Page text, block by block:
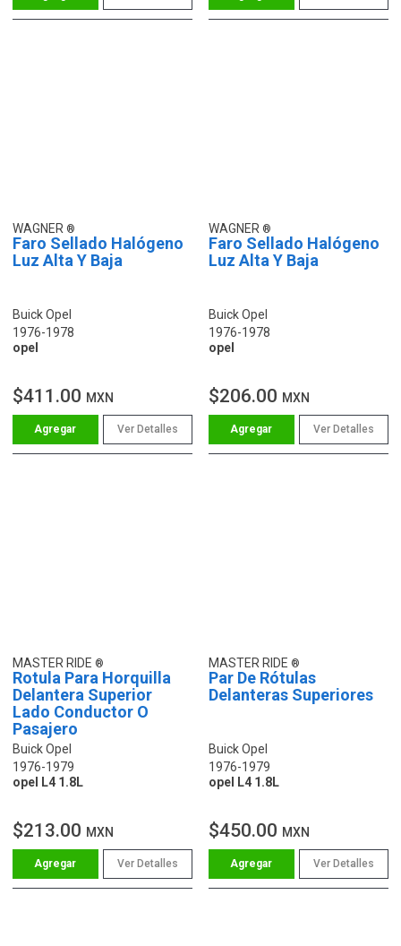
WAGNER
Faro Sellado Halógeno
Luz Alta Y Baja
Buick Opel
1976-1978
opel
$411.00 MXN
Ver Detalles
WAGNER
Faro Sellado Halógeno
Luz Alta Y Baja
Buick Opel
1976-1978
opel
$206.00 MXN
Ver Detalles
MASTER RIDE
Rotula Para Horquilla
Delantera Superior
Lado Conductor O
Pasajero
Buick Opel
1976-1979
opel L4 1.8L
$213.00 MXN
Ver Detalles
MASTER RIDE
Par De Rótulas
Delanteras Superiores
Buick Opel
1976-1979
opel L4 1.8L
$450.00 MXN
Ver Detalles